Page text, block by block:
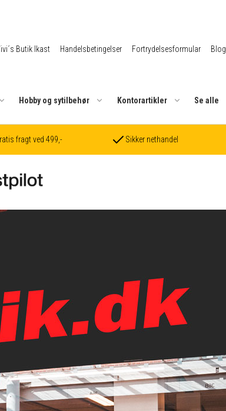
Butik Ikast Handelsbetingelser Fortrydelsesformular Blog
Hobby og sytilbehør Kontorartikler Se alle
fragt ved 499,- Sikker nethandel